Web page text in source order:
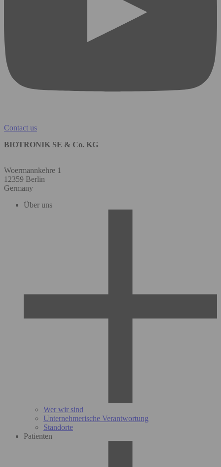
Contact us
BIOTRONIK SE & Co. KG
Woermannkehre 1
12359 Berlin
Germany
Über uns
Wer wir sind
Unternehmerische Verantwortung
Standorte
Patienten